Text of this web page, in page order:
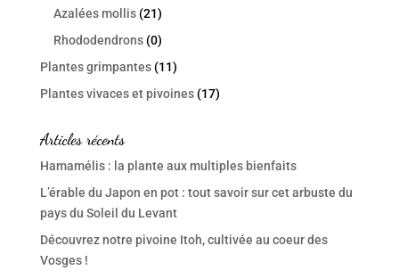
Azalées mollis (21)
Rhododendrons (0)
Plantes grimpantes (11)
Plantes vivaces et pivoines (17)
Articles récents
Hamamélis : la plante aux multiples bienfaits
L’érable du Japon en pot : tout savoir sur cet arbuste du
pays du Soleil du Levant
Découvrez notre pivoine Itoh, cultivée au coeur des
Vosges !